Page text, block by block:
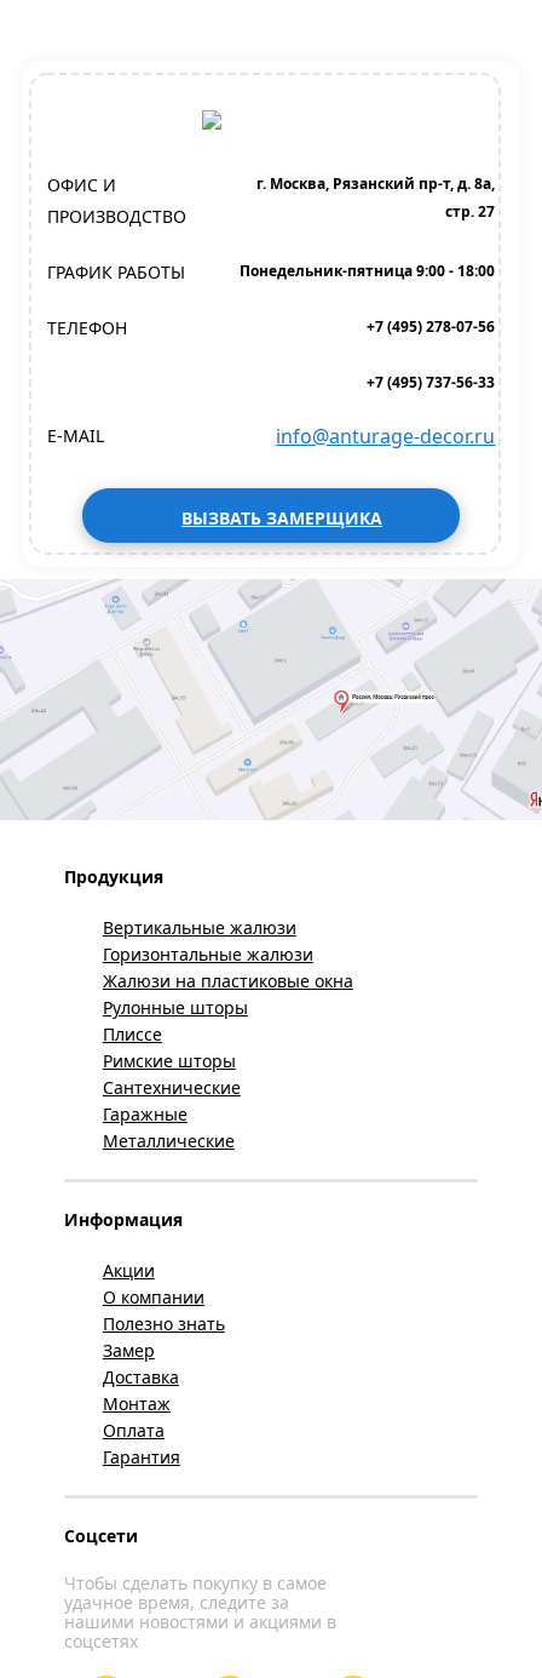
ОФИС И
ПРОИЗВОДСТВО
г. Москва, Рязанский пр-т, д. 8а,
стр. 27
ГРАФИК РАБОТЫ Понедельник-пятница 9:00 - 18:00
ТЕЛЕФОН +7 (495) 278-07-56
+7 (495) 737-56-33
E-MAIL info@anturage-decor.ru
ВЫЗВАТЬ ЗАМЕРЩИКА
Продукция
Вертикальные жалюзи
Горизонтальные жалюзи
Жалюзи на пластиковые окна
Рулонные шторы
Плиссе
Римские шторы
Сантехнические
Гаражные
Металлические
Информация
Акции
О компании
Полезно знать
Замер
Доставка
Монтаж
Оплата
Гарантия
Соцсети
Чтобы сделать покупку в самое
удачное время, следите за
нашими новостями и акциями в
соцсетях